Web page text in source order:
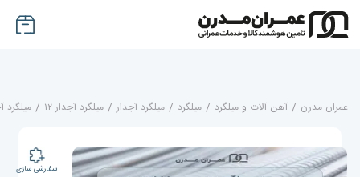
عمران مدرن / آهن آلات و میلگرد / میلگرد / میلگرد آجدار / میلگرد آجدار ۱۲ / میلگرد آجدار ۱۲
سفارشی سازی